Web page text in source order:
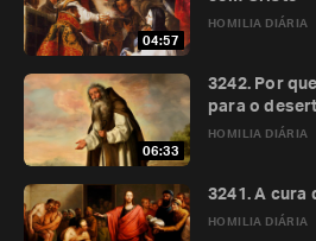
04:57
HOMILIA DIÁRIA
06:33
HOMILIA DIÁRIA
3242. Por
para o
HOMILIA DIÁRIA
3241. A cura